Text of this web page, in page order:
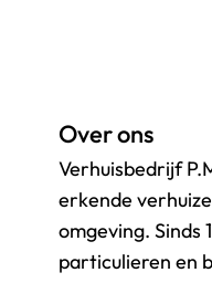
Over ons
Verhuisbedrijf
erkende
omgeving. Sinds
particulieren en